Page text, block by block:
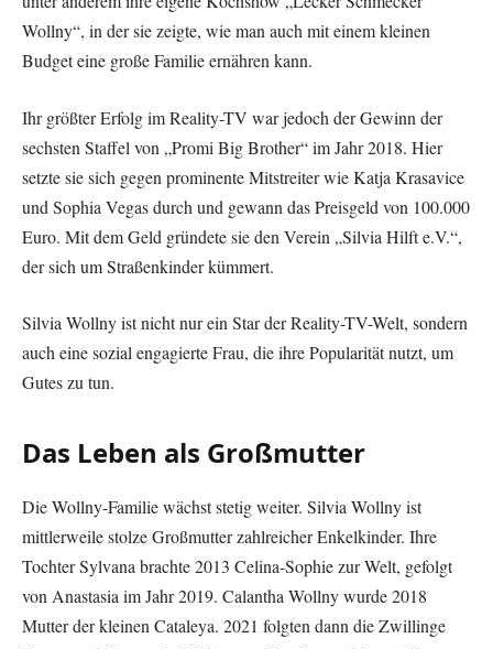
Wollny“, in der sie zeigte, wie man auch mit einem kleinen
Budget eine große Familie ernähren kann.
Ihr größter Erfolg im Reality-TV war jedoch der Gewinn der
sechsten Staffel von „Promi Big Brother“ im Jahr 2018. Hier
setzte sie sich gegen prominente Mitstreiter wie Katja Krasavice
und Sophia Vegas durch und gewann das Preisgeld von 100.000
Euro. Mit dem Geld gründete sie den Verein „Silvia Hilft e.V.“,
der sich um Straßenkinder kümmert.
Silvia Wollny ist nicht nur ein Star der Reality-TV-Welt, sondern
auch eine sozial engagierte Frau, die ihre Popularität nutzt, um
Gutes zu tun.
Das Leben als Großmutter
Die Wollny-Familie wächst stetig weiter. Silvia Wollny ist
mittlerweile stolze Großmutter zahlreicher Enkelkinder. Ihre
Tochter Sylvana brachte 2013 Celina-Sophie zur Welt, gefolgt
von Anastasia im Jahr 2019. Calantha Wollny wurde 2018
Mutter der kleinen Cataleya. 2021 folgten dann die Zwillinge